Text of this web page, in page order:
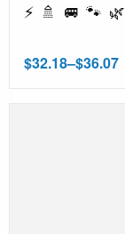
⚡ 🚿 🚐 🐾 🌿
$32.18–$36.07